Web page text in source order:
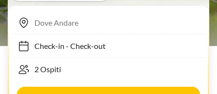
Check-in- Check-out